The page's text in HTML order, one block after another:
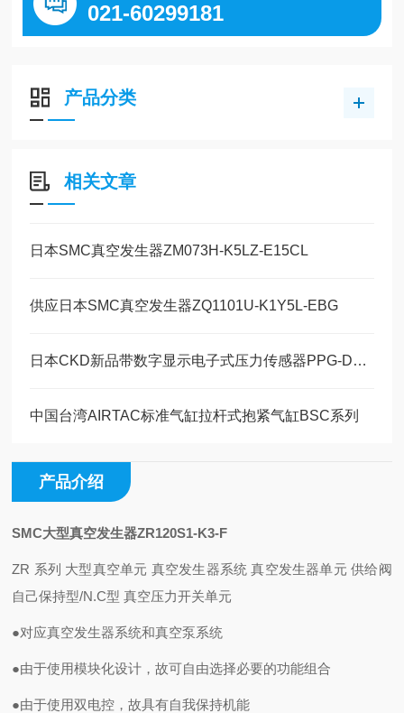
021-60299181
产品分类
相关文章
日本SMC真空发生器ZM073H-K5LZ-E15CL
供应日本SMC真空发生器ZQ1101U-K1Y5L-EBG
日本CKD新品带数字显示电子式压力传感器PPG-D系列
中国台湾AIRTAC标准气缸拉杆式抱紧气缸BSC系列
产品介绍
SMC大型真空发生器ZR120S1-K3-F
ZR 系列 大型真空单元 真空发生器系统 真空发生器单元 供给阀
自己保持型/N.C型 真空压力开关单元
●对应真空发生器系统和真空泵系统
●由于使用模块化设计，故可自由选择必要的功能组合
●由于使用双电控，故具有自我保持机能